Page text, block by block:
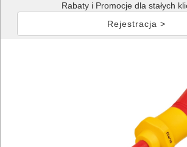
Rabaty i Promocje dla stałych
Rejestracja >